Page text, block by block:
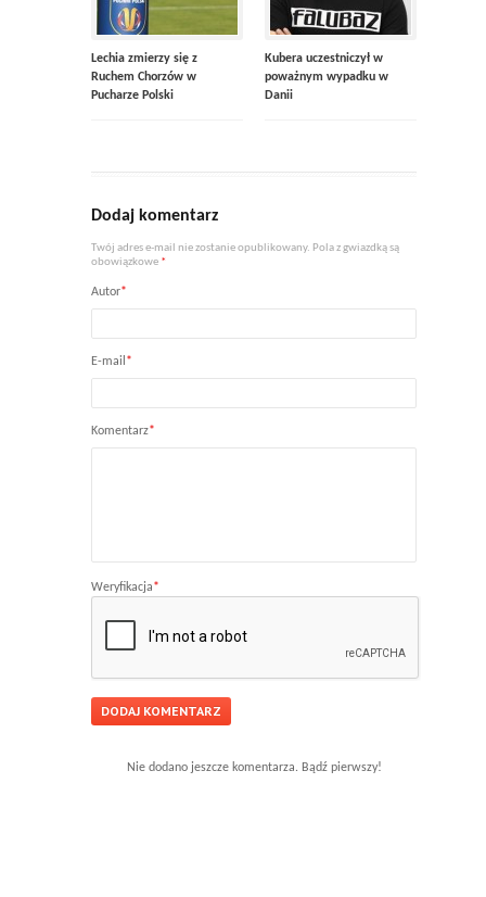
Lechia zmierzy się z
Ruchem Chorzów w
Pucharze Polski
Kubera uczestniczył w
poważnym wypadku w
Danii
Dodaj komentarz
Twój adres e-mail nie zostanie opublikowany. Pola z gwiazdką są
obowiązkowe *
Autor*
E-mail *
Komentarz*
Weryfikacja*
Nie dodano jeszcze komentarza. Bądź pierwszy!